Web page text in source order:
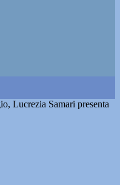
Lucrezia Samari presenta